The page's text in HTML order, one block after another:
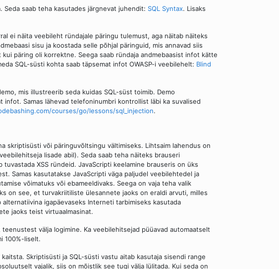
Seda saab teha kasutades järgnevat juhendit: SQL Syntax. Lisaks
ei näita veebileht ründajale päringu tulemust, aga näitab näiteks
sisu ja koostada selle põhjal päringuid, mis annavad siis
päring oli korrektne. Seega saab ründaja andmebaasist infot kätte
SQL-süsti kohta saab täpsemat infot OWASP-i veebilehelt: Blind
mis illustreerib seda kuidas SQL-süst toimib. Demo
Samas lähevad telefoninumbri kontrollist läbi ka suvalised
courses/go/lessons/sql_injection.
skriptisüsti või päringuvõltsingu vältimiseks. Lihtsaim lahendus on
lisade abil). Seda saab teha näiteks brauseri
tuvastada XSS ründeid. JavaScripti keelamine brauseris on üks
Samas kasutatakse JavaScripti väga paljudel veebilehtedel ja
võimatuks või ebameeldivaks. Seega on vaja teha valik
on see, et turvakriitiliste ülesannete jaoks on eraldi arvuti, milles
igapäevaseks Interneti tarbimiseks kasutada
jaoks teist virtuaalmasinat.
välja logimine. Ka veebilehitsejad püüavad automaatselt
100%-liselt.
Skriptisüsti ja SQL-süsti vastu aitab kasutaja sisendi range
vajalik, siis on mõistlik see tugi välja lülitada. Kui seda on